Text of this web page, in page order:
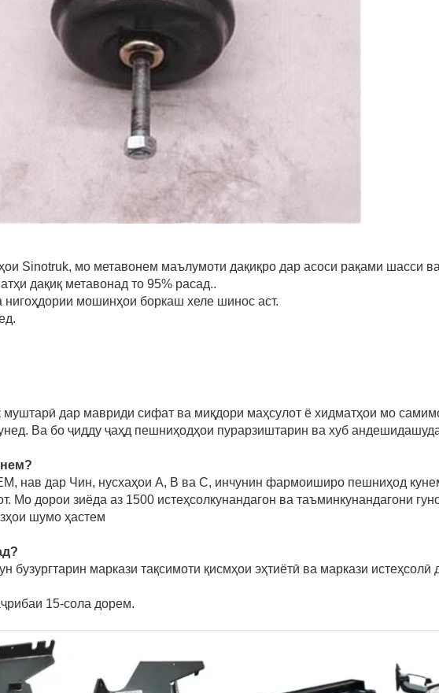
Sinotruk, мо метавонем маълумоти дақиқро дар асоси рақами шасси
дақиқ метавонад то 95% расад..
мошинҳои боркаш хеле шинос аст.
муштарӣ дар мавриди сифат ва миқдори маҳсулот ё хидматҳои мо
Ва бо ҷидду ҷаҳд пешниҳодҳои пурарзиштарин ва хуб
нав дар Чин, нусхаҳои A, B ва C, инчунин фармоиширо пешниҳод
Мо дорои зиёда аз 1500 истеҳсолкунандагон ва таъминкунандагони
шумо ҳастем
бузургтарин маркази тақсимоти қисмҳои эҳтиётӣ ва маркази истеҳсолӣ
15-сола дорем.